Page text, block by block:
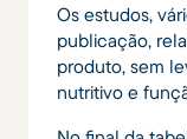
Os estudos,
publicação,
produto, sem
nutritivo e